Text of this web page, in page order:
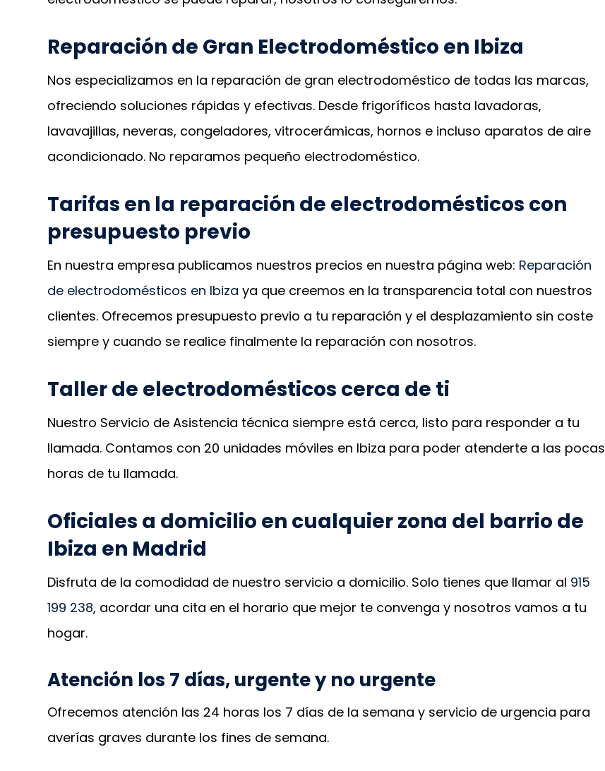
Reparación de Gran Electrodoméstico en Ibiza
Nos especializamos en la reparación de gran electrodoméstico de todas las marcas,
ofreciendo soluciones rápidas y efectivas. Desde frigoríficos hasta lavadoras,
lavavajillas, neveras, congeladores, vitrocerámicas, hornos e incluso aparatos de aire
acondicionado. No reparamos pequeño electrodoméstico.
Tarifas en la reparación de electrodomésticos con
presupuesto previo
En nuestra empresa publicamos nuestros precios en nuestra página web: Reparación
de electrodomésticos en Ibiza ya que creemos en la transparencia total con nuestros
clientes. Ofrecemos presupuesto previo a tu reparación y el desplazamiento sin coste
siempre y cuando se realice finalmente la reparación con nosotros.
Taller de electrodomésticos cerca de ti
Nuestro Servicio de Asistencia técnica siempre está cerca, listo para responder a tu
llamada. Contamos con 20 unidades móviles en Ibiza para poder atenderte a las pocas
horas de tu llamada.
Oficiales a domicilio en cualquier zona del barrio de
Ibiza en Madrid
Disfruta de la comodidad de nuestro servicio a domicilio. Solo tienes que llamar al 915
199 238, acordar una cita en el horario que mejor te convenga y nosotros vamos a tu
hogar.
Atención los 7 días, urgente y no urgente
Ofrecemos atención las 24 horas los 7 días de la semana y servicio de urgencia para
averías graves durante los fines de semana.